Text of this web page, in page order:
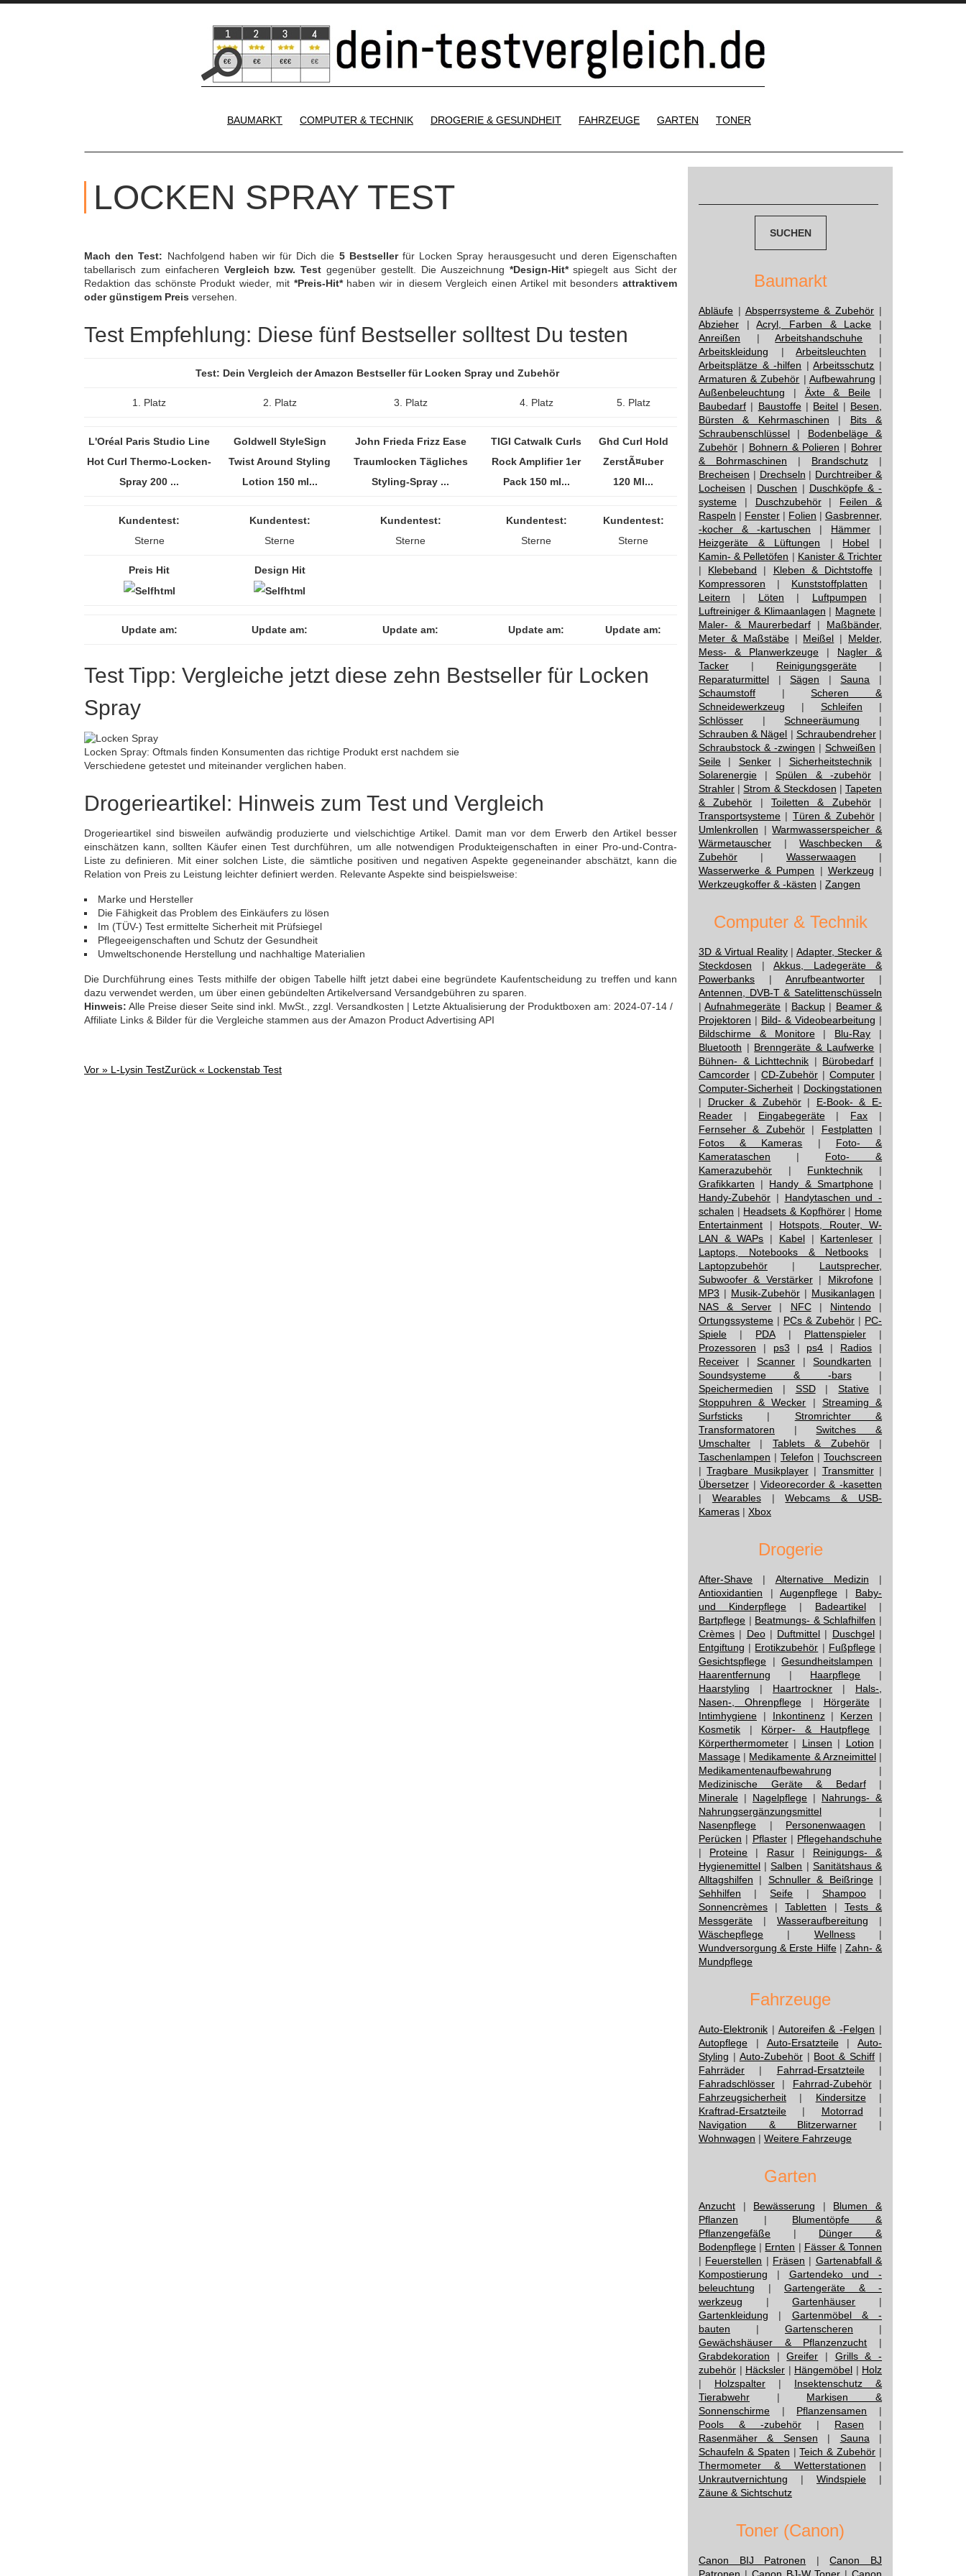
BAUMARKT
COMPUTER & TECHNIK DROGERIE & GESUNDHEIT FAHRZEUGE GARTEN TONER
LOCKEN SPRAY TEST
Mach den Test: Nachfolgend haben wir für Dich die 5 Bestsellerfür Locken Spray herausgesucht und deren Eigenschaften
tabellarisch zum einfacheren Vergleich bzw. Test gegenüber gestellt. Die Auszeichnung *Design-Hit*spiegelt aus Sicht der
Redaktion das schönste Produkt wieder, mit *Preis-Hit*haben wir in diesem Vergleich einen Artikel mit besonders attraktivem
oder günstigem Preis versehen.
Test Empfehlung: Diese fünf Bestseller solltest Du testen
Test: Dein Vergleich der Amazon Bestseller für Locken Spray und Zubehör
1. Platz 2. Platz 3. Platz 4. Platz 5. Platz
L'Oréal Paris Studio Line
Hot Curl Thermo-Locken-
Spray 200 ...
Goldwell StyleSign
Twist Around Styling
Lotion 150 ml...
John Frieda Frizz Ease
Traumlocken Tägliches
Styling-Spray ...
TIGI Catwalk Curls
Rock Amplifier 1er
Pack 150 ml...
Ghd Curl Hold
ZerstÃ¤uber
120 Ml...
Kundentest:
Sterne
Kundentest:
Sterne
Kundentest:
Sterne
Kundentest:
Sterne
Kundentest:
Sterne
Preis Hit Design Hit
Update am: Update am: Update am: Update am: Update am:
Test Tipp: Vergleiche jetzt diese zehn Bestseller für Locken
Spray
Locken Spray: Oftmals finden Konsumenten das richtige Produkt erst nachdem sie
Verschiedene getestet und miteinander verglichen haben.
Drogerieartikel: Hinweis zum Test und Vergleich
Drogerieartikel sind bisweilen aufwändig produzierte und vielschichtige Artikel. Damit man vor dem Erwerb den Artikel besser
einschätzen kann, sollten Käufer einen Test durchführen, um alle notwendigen Produkteigenschaften in einer Pro-und-Contra-
Liste zu definieren. Mit einer solchen Liste, die sämtliche positiven und negativen Aspekte gegeneinander abschätzt, kann die
Relation von Preis zu Leistung leichter definiert werden. Relevante Aspekte sind beispielsweise:
Marke und Hersteller
Die Fähigkeit das Problem des Einkäufers zu lösen
Im (TÜV-) Test ermittelte Sicherheit mit Prüfsiegel
Pflegeeigenschaften und Schutz der Gesundheit
Umweltschonende Herstellung und nachhaltige Materialien
Die Durchführung eines Tests mithilfe der obigen Tabelle hilft jetzt dabei eine begründete Kaufentscheidung zu treffen und kann
dazu verwendet werden, um über einen gebündelten Artikelversand Versandgebühren zu sparen.
Hinweis: Alle Preise dieser Seite sind inkl. MwSt., zzgl. Versandkosten | Letzte Aktualisierung der Produktboxen am: 2024-07-14 /
Affiliate Links & Bilder für die Vergleiche stammen aus der Amazon Product Advertising API
Post
Vor » L-Lysin TestZurück « Lockenstab Test
Baumarkt
Abläufe | Absperrsysteme & Zubehör |
Abzieher |Acryl, Farben & Lacke |
Anreißen |Arbeitshandschuhe |
Arbeitskleidung |Arbeitsleuchten |
Arbeitsplätze & -hilfen |Arbeitsschutz |
Armaturen & Zubehör | Aufbewahrung |
Außenbeleuchtung | Äxte & Beile |
Baubedarf | Baustoffe| Beitel | Besen,
Bürsten & Kehrmaschinen | Bits &
Schraubenschlüssel | Bodenbeläge &
Zubehör | Bohnern & Polieren | Bohrer
& Bohrmaschinen | Brandschutz |
Brecheisen | Drechseln | Durchtreiber &
Locheisen | Duschen | Duschköpfe & -
systeme | Duschzubehör| Feilen &
Raspeln | Fenster | Folien | Gasbrenner,
-kocher & -kartuschen | Hämmer |
Heizgeräte & Lüftungen | Hobel |
Kamin- & Pelletöfen | Kanister & Trichter
| Klebeband | Kleben & Dichtstoffe|
Kompressoren | Kunststoffplatten |
Leitern | Löten | Luftpumpen |
Luftreiniger & Klimaanlagen | Magnete |
Maler- & Maurerbedarf| Maßbänder,
Meter & Maßstäbe| Meißel | Melder,
Mess- & Planwerkzeuge | Nagler &
Tacker | Reinigungsgeräte |
Reparaturmittel |Sägen |Sauna |
Schaumstoff |Scheren &
Schneidewerkzeug | Schleifen |
Schlösser |Schneeräumung |
Schrauben & Nägel | Schraubendreher|
Schraubstock & -zwingen | Schweißen |
Seile | Senker| Sicherheitstechnik|
Solarenergie |Spülen & -zubehör|
Strahler |Strom & Steckdosen |Tapeten
& Zubehör |Toiletten & Zubehör|
Transportsysteme | Türen & Zubehör|
Umlenkrollen |Warmwasserspeicher &
Wärmetauscher |Waschbecken &
Zubehör | Wasserwaagen |
Wasserwerke & Pumpen | Werkzeug |
Werkzeugkoffer & -kästen | Zangen
Computer & Technik
3D & Virtual Reality| Adapter, Stecker &
Steckdosen | Akkus, Ladegeräte &
Powerbanks | Anrufbeantworter |
Antennen, DVB-T & Satelittenschüsseln
|Aufnahmegeräte | Backup | Beamer &
Projektoren | Bild- & Videobearbeitung |
Bildschirme & Monitore| Blu-Ray |
Bluetooth | Brenngeräte & Laufwerke |
Bühnen- & Lichttechnik | Bürobedarf |
Camcorder | CD-Zubehör | Computer |
Computer-Sicherheit | Dockingstationen
| Drucker & Zubehör| E-Book- & E-
Reader | Eingabegeräte| Fax |
Fernseher & Zubehör| Festplatten |
Fotos & Kameras | Foto- &
Kamerataschen | Foto- &
Kamerazubehör | Funktechnik |
Grafikkarten | Handy & Smartphone|
Handy-Zubehör | Handytaschen und -
schalen | Headsets & Kopfhörer| Home
Entertainment | Hotspots, Router, W-
LAN & WAPs | Kabel| Kartenleser |
Laptops, Notebooks & Netbooks |
Laptopzubehör | Lautsprecher,
Subwoofer & Verstärker| Mikrofone|
MP3 | Musik-Zubehör | Musikanlagen |
NAS & Server | NFC| Nintendo|
Ortungssysteme | PCs & Zubehör | PC-
Spiele | PDA| Plattenspieler|
Prozessoren | ps3 | ps4 | Radios |
Receiver |Scanner |Soundkarten |
Soundsysteme & -bars|
Speichermedien | SSD|Stative |
Stoppuhren & Wecker | Streaming &
Surfsticks | Stromrichter &
Transformatoren |Switches &
Umschalter | Tablets & Zubehör|
Taschenlampen | Telefon | Touchscreen
|Tragbare Musikplayer| Transmitter|
Übersetzer | Videorecorder & -kasetten
| Wearables|Webcams & USB-
Kameras | Xbox
Drogerie
After-Shave | Alternative Medizin |
Antioxidantien | Augenpflege | Baby-
und Kinderpflege | Badeartikel |
Bartpflege | Beatmungs- & Schlafhilfen |
Crèmes | Deo| Duftmittel | Duschgel|
Entgiftung | Erotikzubehör | Fußpflege|
Gesichtspflege |Gesundheitslampen |
Haarentfernung | Haarpflege |
Haarstyling | Haartrockner | Hals-,
Nasen-, Ohrenpflege| Hörgeräte|
Intimhygiene | Inkontinenz| Kerzen |
Kosmetik | Körper- & Hautpflege |
Körperthermometer | Linsen | Lotion |
Massage | Medikamente & Arzneimittel|
Medikamentenaufbewahrung |
Medizinische Geräte & Bedarf|
Minerale | Nagelpflege | Nahrungs- &
Nahrungsergänzungsmittel |
Nasenpflege | Personenwaagen |
Perücken | Pflaster| Pflegehandschuhe
| Proteine | Rasur| Reinigungs- &
Hygienemittel |Salben | Sanitätshaus &
Alltagshilfen | Schnuller & Beißringe|
Sehhilfen |Seife | Shampoo|
Sonnencrèmes |Tabletten | Tests &
Messgeräte | Wasseraufbereitung |
Wäschepflege | Wellness|
Wundversorgung & Erste Hilfe| Zahn- &
Mundpflege
Fahrzeuge
Auto-Elektronik | Autoreifen & -Felgen |
Autopflege | Auto-Ersatzteile| Auto-
Styling | Auto-Zubehör| Boot & Schiff |
Fahrräder | Fahrrad-Ersatzteile|
Fahradschlösser | Fahrrad-Zubehör|
Fahrzeugsicherheit | Kindersitze|
Kraftrad-Ersatzteile | Motorrad |
Navigation & Blitzerwarner |
Wohnwagen | Weitere Fahrzeuge
Garten
Anzucht | Bewässerung | Blumen &
Pflanzen | Blumentöpfe &
Pflanzengefäße | Dünger &
Bodenpflege | Ernten | Fässer & Tonnen
| Feuerstellen | Fräsen | Gartenabfall &
Kompostierung | Gartendeko und -
beleuchtung | Gartengeräte & -
werkzeug |Gartenhäuser |
Gartenkleidung | Gartenmöbel & -
bauten | Gartenscheren |
Gewächshäuser & Pflanzenzucht |
Grabdekoration |Greifer | Grills & -
zubehör | Häcksler | Hängemöbel | Holz
| Holzspalter | Insektenschutz &
Tierabwehr | Markisen &
Sonnenschirme | Pflanzensamen |
Pools & -zubehör | Rasen |
Rasenmäher & Sensen | Sauna |
Schaufeln & Spaten |Teich & Zubehör |
Thermometer & Wetterstationen |
Unkrautvernichtung | Windspiele |
Zäune & Sichtschutz
Toner (Canon)
Canon BIJ Patronen |Canon BJ